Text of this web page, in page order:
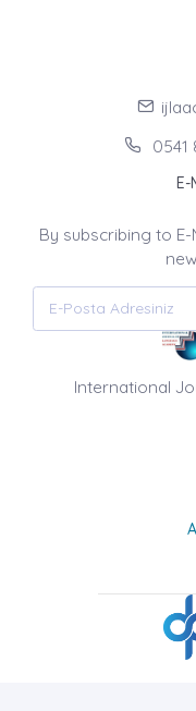
0541
E-
By subscribing to
International